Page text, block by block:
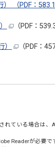
） （PDF：
（PDF：
（PDF：
れている場合は、
Readerが必要で